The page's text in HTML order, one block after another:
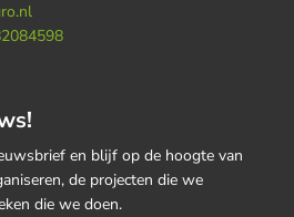
en blijf op de hoogte van
de projecten die we
die we doen.